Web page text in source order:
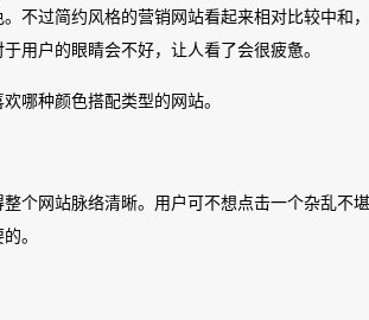
不过简约风格的营销网站看起来相对比较中和
用户的眼睛会不好，让人看了会很疲惫。
哪种颜色搭配类型的网站。
个网站脉络清晰。用户可不想点击一个杂乱不
。